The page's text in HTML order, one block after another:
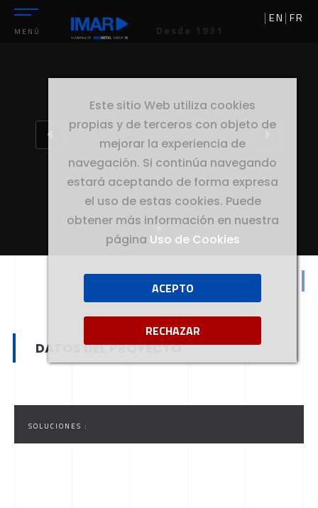
MENÚ Desde 1931
EN FR
Este sitio Web utiliza cookies
propias y de terceros con objeto de
mejorar la experiencia de
navegación. Si continúa navegando
estará aceptando de forma expresa
el uso de estas cookies. Puede
obtener más información en nuestra
página Uso de Cookies
ACEPTO
RECHAZAR
//
DATOS DEL PROYECTO
SOLUCIONES :